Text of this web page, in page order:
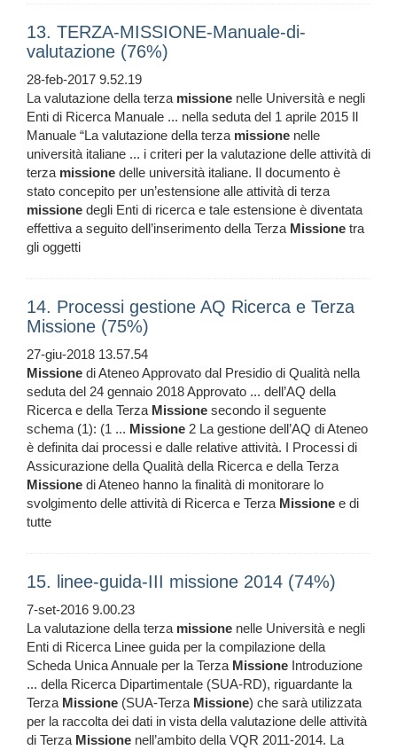
13. TERZA-MISSIONE-Manuale-di-
valutazione (76%)
28-feb-2017 9.52.19
La valutazione della terza missione nelle Università e negli
Enti di Ricerca Manuale ... nella seduta del 1 aprile 2015 Il
Manuale “La valutazione della terza missione nelle
università italiane ... i criteri per la valutazione delle attività di
terza missione delle università italiane. Il documento è
stato concepito per un’estensione alle attività di terza
missione degli Enti di ricerca e tale estensione è diventata
effettiva a seguito dell’inserimento della Terza Missione tra
gli oggetti
14. Processi gestione AQ Ricerca e Terza
Missione (75%)
27-giu-2018 13.57.54
Missione di Ateneo Approvato dal Presidio di Qualità nella
seduta del 24 gennaio 2018 Approvato ... dell’AQ della
Ricerca e della Terza Missione secondo il seguente
schema (1): (1 ... Missione 2 La gestione dell’AQ di Ateneo
è definita dai processi e dalle relative attività. I Processi di
Assicurazione della Qualità della Ricerca e della Terza
Missione di Ateneo hanno la finalità di monitorare lo
svolgimento delle attività di Ricerca e Terza Missione e di
tutte
15. linee-guida-III missione 2014 (74%)
7-set-2016 9.00.23
La valutazione della terza missione nelle Università e negli
Enti di Ricerca Linee guida per la compilazione della
Scheda Unica Annuale per la Terza Missione Introduzione
... della Ricerca Dipartimentale (SUA-RD), riguardante la
Terza Missione (SUA-Terza Missione) che sarà utilizzata
per la raccolta dei dati in vista della valutazione delle attività
di Terza Missione nell’ambito della VQR 2011-2014. La